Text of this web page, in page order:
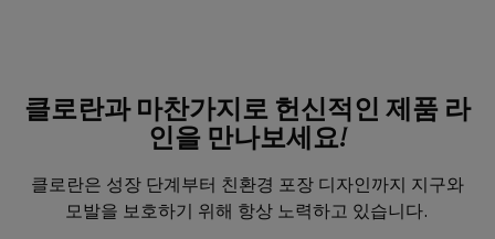
클로란과 마찬가지로 헌신적인 제품 라
인을 만나보세요!
클로란은 성장 단계부터 친환경 포장 디자인까지 지구와
모발을 보호하기 위해 항상 노력하고 있습니다.